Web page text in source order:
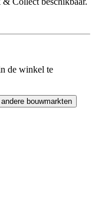
de winkel te
bouwmarkten